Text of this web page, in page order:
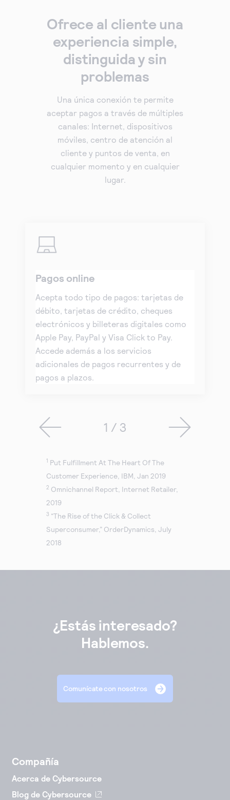
Ofrece al cliente una
experiencia simple,
distinguida y sin
problemas
Una única conexión te permite
aceptar pagos a través de múltiples
canales: Internet, dispositivos
móviles, centro de atención al
cliente y puntos de venta, en
cualquier momento y en cualquier
lugar.
Pagos online
Acepta todo tipo de pagos: tarjetas de
débito, tarjetas de crédito, cheques
electrónicos y billeteras digitales como
Apple Pay, PayPal y Visa Click to Pay.
Accede además a los servicios
adicionales de pagos recurrentes y de
pagos a plazos.
1 / 3
1 Put Fulfillment At The Heart Of The
Customer Experience, IBM, Jan 2019
2 Omnichannel Report, Internet Retailer,
2019
3 “The Rise of the Click & Collect
Superconsumer,” OrderDynamics, July
2018
¿Estás interesado?
Hablemos.
Comunícate con nosotros
Compañía
Acerca de Cybersource
Blog de Cybersource